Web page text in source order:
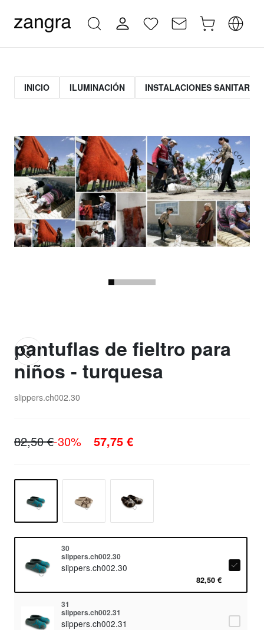
INICIO ILUMINACIÓN INSTALACIONES SANITARIAS
pantuflas de fieltro para
niños - turquesa
slippers.ch002.30
82,50 €-30% 57,75 €
30
slippers.ch002.30
slippers.ch002.30
82,50 €
31
slippers.ch002.31
slippers.ch002.31